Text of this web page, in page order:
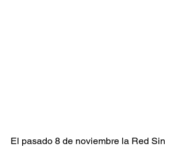
El pasado 8 de noviembre la Red Sin